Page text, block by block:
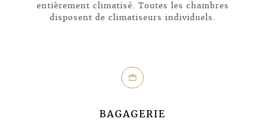
entièrement climatisé. Toutes les chambres
disposent de climatiseurs individuels.
h
BAGAGERIE